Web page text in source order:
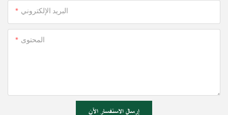
البريد الإلكتروني
المحتوى
إرسال الاستفسار الآن